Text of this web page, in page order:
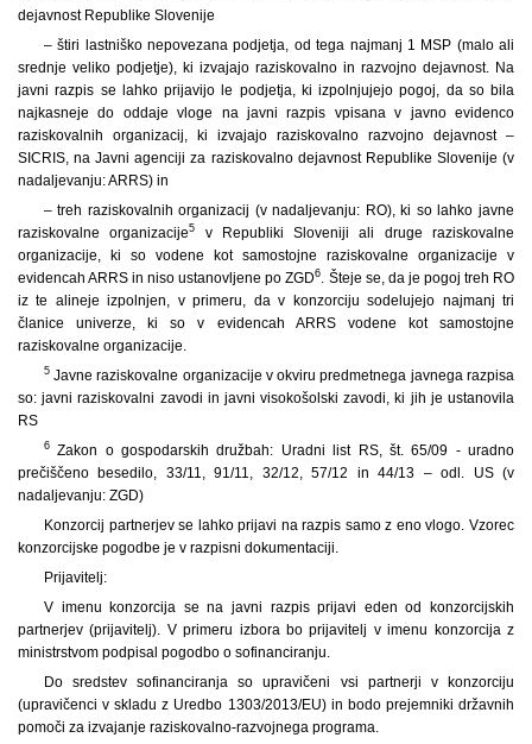
dejavnost Republike Slovenije
– štiri lastniško nepovezana podjetja, od tega najmanj 1 MSP (malo ali
srednje veliko podjetje), ki izvajajo raziskovalno in razvojno dejavnost. Na
javni razpis se lahko prijavijo le podjetja, ki izpolnjujejo pogoj, da so bila
najkasneje do oddaje vloge na javni razpis vpisana v javno evidenco
raziskovalnih organizacij, ki izvajajo raziskovalno razvojno dejavnost –
SICRIS, na Javni agenciji za raziskovalno dejavnost Republike Slovenije (v
nadaljevanju: ARRS) in
– treh raziskovalnih organizacij (v nadaljevanju: RO), ki so lahko javne
raziskovalne organizacije5
v Republiki Sloveniji ali druge raziskovalne
organizacije, ki so vodene kot samostojne raziskovalne organizacije v
evidencah ARRS in niso ustanovljene po ZGD6. Šteje se, da je pogoj treh RO
iz te alineje izpolnjen, v primeru, da v konzorciju sodelujejo najmanj tri
članice univerze, ki so v evidencah ARRS vodene kot samostojne
raziskovalne organizacije.
5Javne raziskovalne organizacije v okviru predmetnega javnega razpisa
so: javni raziskovalni zavodi in javni visokošolski zavodi, ki jih je ustanovila
RS
6Zakon o gospodarskih družbah: Uradni list RS, št. 65/09 - uradno
prečiščeno besedilo, 33/11, 91/11, 32/12, 57/12 in 44/13 – odl. US (v
nadaljevanju: ZGD)
Konzorcij partnerjev se lahko prijavi na razpis samo z eno vlogo. Vzorec
konzorcijske pogodbe je v razpisni dokumentaciji.
Prijavitelj:
V imenu konzorcija se na javni razpis prijavi eden od konzorcijskih
partnerjev (prijavitelj). V primeru izbora bo prijavitelj v imenu konzorcija z
ministrstvom podpisal pogodbo o sofinanciranju.
Do sredstev sofinanciranja so upravičeni vsi partnerji v konzorciju
(upravičenci v skladu z Uredbo 1303/2013/EU) in bodo prejemniki državnih
pomoči za izvajanje raziskovalno-razvojnega programa.